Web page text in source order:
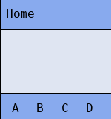
Home
A B C D